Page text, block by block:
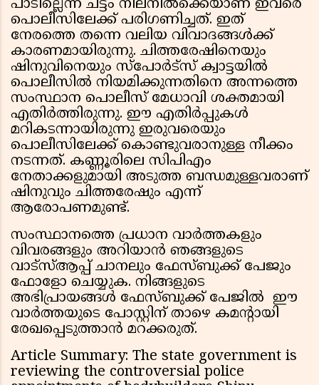
പാടില്ലെന്ന ചട്ടം നിലനിൽക്കെയാണ് ഇവരെ
പൊലീസിലേക്ക് പരിഗണിച്ചത്. ഇത്
നേരത്തെ തന്നെ വലിയ വിവാദങ്ങൾക്ക്
കാരണമായിരുന്നു. ചിത്തരേഷിനെയും
ഷിനുവിനെയും സ്പോർട്സ് ക്വാട്ടയിൽ
പൊലീസിൽ നിയമിക്കുന്നതിനെ അന്നത്തെ
സംസ്ഥാന പൊലീസ് മേധാവി ശക്തമായി
എതിർത്തിരുന്നു. ഈ എതിർപ്പുകൾ
മറികടന്നായിരുന്നു ഇരുവരെയും
പൊലീസിലേക്ക് കൊണ്ടുവരാനുള്ള നീക്കം
നടന്നത്. കണ്ണൂരിലെ സിപിഎം
നേതാക്കളുമായി അടുത്ത ബന്ധമുള്ളവരാണ്
ഷിനുവും ചിത്തരേഷും എന്ന്
ആരോപണമുണ്ട്.
സംസ്ഥാനത്തെ പ്രധാന വാർത്തകളും
വിവരങ്ങളും അറിയാൻ ഞങ്ങളുടെ
വാട്സ്ആപ്പ് ചാനലും ഫേസ്ബുക്ക് പേജും
ഫോളോ ചെയ്യുക. നിങ്ങളുടെ
അഭിപ്രായങ്ങൾ ഫേസ്ബുക്ക് പേജിൽ ഈ
വാർത്തയുടെ പോസ്റ്റിന് താഴെ കമന്റായി
രേഖപ്പെടുത്താൻ മറക്കരുത്.
Article Summary: The state government is
reviewing the controversial police